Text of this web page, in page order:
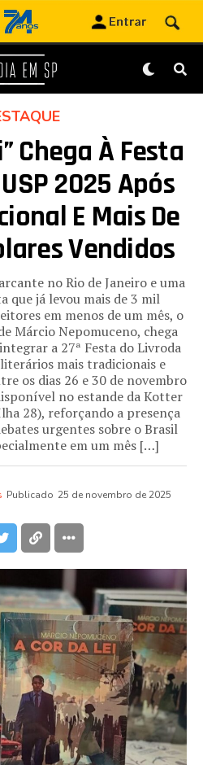
Chega À Festa
2025 Após
E Mais De
Vendidos
no Rio de Janeiro e uma
que já levou mais de 3 mil
em menos de um mês, o
Márcio Nepomuceno, chega
a 27ª Festa do Livroda
mais tradicionais e
os dias 26 e 30 de novembro
no estande da Kotter
28), reforçando a presença
urgentes sobre o Brasil
em um mês […]
Publicado 25 de novembro de 2025